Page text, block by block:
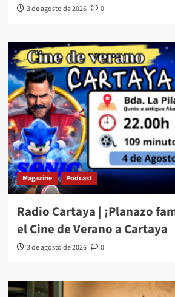
3 de agosto de 2026 0
Magazine Podcast
Radio Cartaya | ¡Planazo
el Cine de Verano a Cartaya
3 de agosto de 2026 0